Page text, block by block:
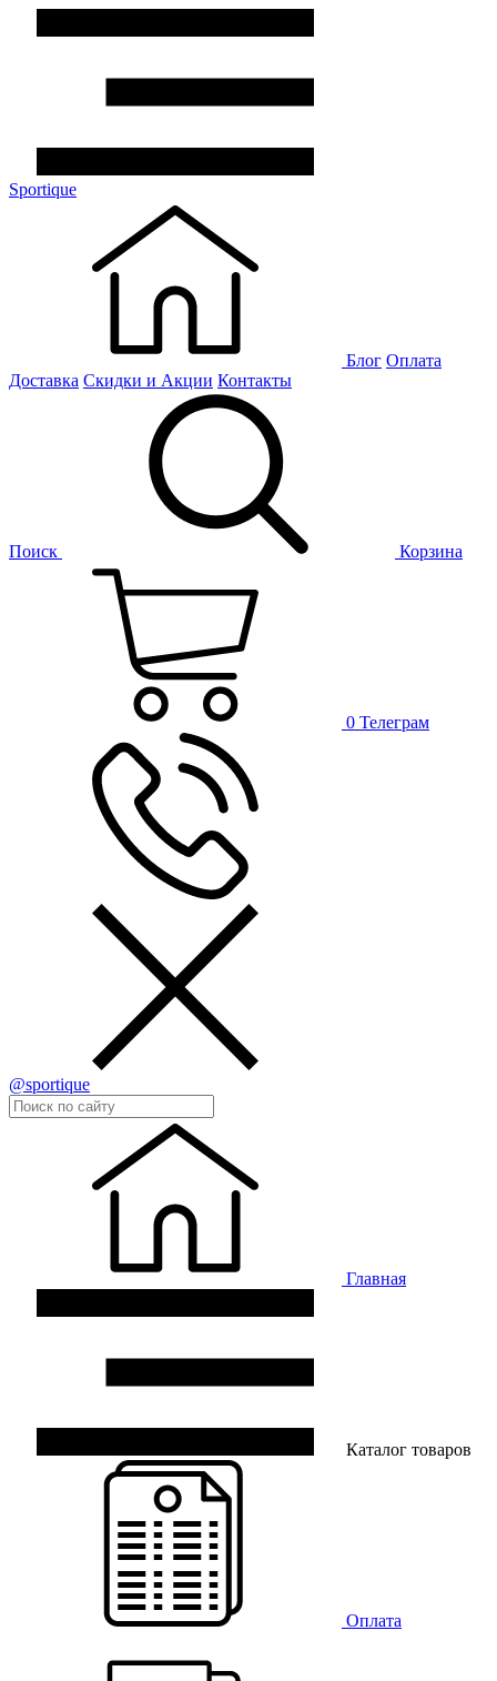
Sportique
Блог Оплата
Доставка Скидки и Акции Контакты
Поиск Корзина
0 Телеграм
@sportique
Главная
Каталог товаров
Оплата